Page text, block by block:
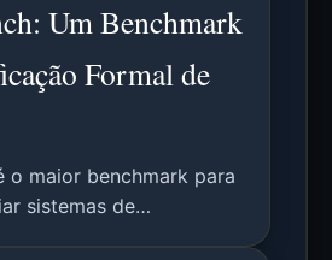
Um Benchmark
Formal de
o maior benchmark para
sistemas de